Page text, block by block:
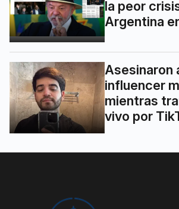
la peor
Argentina
Asesinaron
influencer
mientras
vivo por